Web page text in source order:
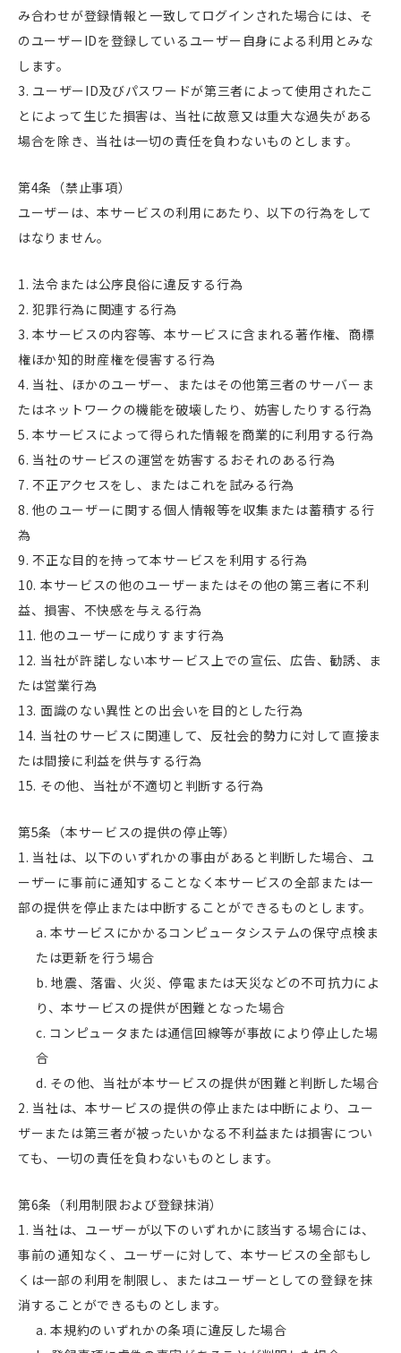
み合わせが登録情報と一致してログインされた場合には、そ
のユーザーIDを登録しているユーザー自身による利用とみな
します。
ユーザーID及びパスワードが第三者によって使用されたこ
とによって生じた損害は、当社に故意又は重大な過失がある
場合を除き、当社は一切の責任を負わないものとします。
第4条（禁止事項）
ユーザーは、本サービスの利用にあたり、以下の行為をして
はなりません。
法令または公序良俗に違反する行為
犯罪行為に関連する行為
本サービスの内容等、本サービスに含まれる著作権、商標
権ほか知的財産権を侵害する行為
当社、ほかのユーザー、またはその他第三者のサーバーま
たはネットワークの機能を破壊したり、妨害したりする行為
本サービスによって得られた情報を商業的に利用する行為
当社のサービスの運営を妨害するおそれのある行為
不正アクセスをし、またはこれを試みる行為
他のユーザーに関する個人情報等を収集または蓄積する行
為
不正な目的を持って本サービスを利用する行為
本サービスの他のユーザーまたはその他の第三者に不利
益、損害、不快感を与える行為
他のユーザーに成りすます行為
当社が許諾しない本サービス上での宣伝、広告、勧誘、ま
たは営業行為
面識のない異性との出会いを目的とした行為
当社のサービスに関連して、反社会的勢力に対して直接ま
たは間接に利益を供与する行為
その他、当社が不適切と判断する行為
第5条（本サービスの提供の停止等）
当社は、以下のいずれかの事由があると判断した場合、ユ
ーザーに事前に通知することなく本サービスの全部または一
部の提供を停止または中断することができるものとします。
本サービスにかかるコンピュータシステムの保守点検ま
たは更新を行う場合
地震、落雷、火災、停電または天災などの不可抗力によ
り、本サービスの提供が困難となった場合
コンピュータまたは通信回線等が事故により停止した場
合
その他、当社が本サービスの提供が困難と判断した場合
当社は、本サービスの提供の停止または中断により、ユー
ザーまたは第三者が被ったいかなる不利益または損害につい
ても、一切の責任を負わないものとします。
第6条（利用制限および登録抹消）
当社は、ユーザーが以下のいずれかに該当する場合には、
事前の通知なく、ユーザーに対して、本サービスの全部もし
くは一部の利用を制限し、またはユーザーとしての登録を抹
消することができるものとします。
本規約のいずれかの条項に違反した場合